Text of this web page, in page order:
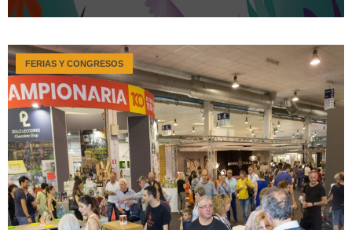
FERIAS Y CONGRESOS